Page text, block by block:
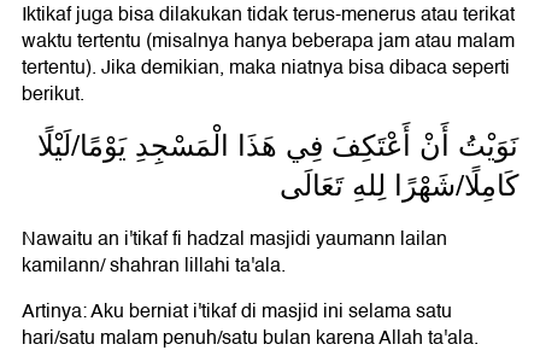
Iktikaf juga bisa dilakukan tidak terus-menerus atau terikat
waktu tertentu (misalnya hanya beberapa jam atau malam
tertentu). Jika demikian, maka niatnya bisa dibaca seperti
berikut.
نَوَيْتُ أَنْ أَعْتَكِفَ فِي هَذَا الْمَسْجِدِ يَوْمًا/لَيْلًا
كَامِلًا/شَهْرًا لِلهِ تَعَالَى
Nawaitu an i'tikaf fi hadzal masjidi yaumann lailan
kamilann/ shahran lillahi ta'ala.
Artinya: Aku berniat i'tikaf di masjid ini selama satu
hari/satu malam penuh/satu bulan karena Allah ta'ala.